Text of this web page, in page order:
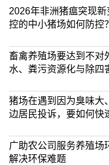
2026年非洲猪瘟突现
控的中小猪场如何防控
畜禽养殖场要达到不对
水、粪污资源化与除四
猪场在遇到因为臭味大
边居民投诉，要如何快
广助农公司服务养殖场
解决环保难题